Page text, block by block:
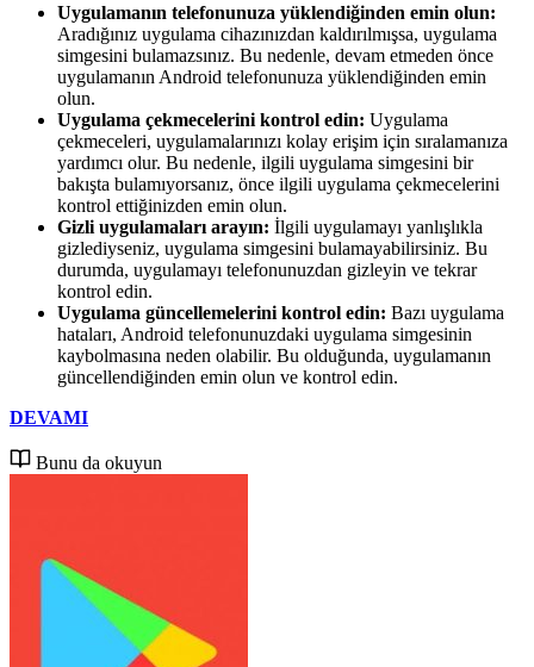
Uygulamanın telefonunuza yüklendiğinden emin olun:
Aradığınız uygulama cihazınızdan kaldırılmışsa, uygulama
simgesini bulamazsınız. Bu nedenle, devam etmeden önce
uygulamanın Android telefonunuza yüklendiğinden emin
olun.
Uygulama çekmecelerini kontrol edin: Uygulama
çekmeceleri, uygulamalarınızı kolay erişim için sıralamanıza
yardımcı olur. Bu nedenle, ilgili uygulama simgesini bir
bakışta bulamıyorsanız, önce ilgili uygulama çekmecelerini
kontrol ettiğinizden emin olun.
Gizli uygulamaları arayın: İlgili uygulamayı yanlışlıkla
gizlediyseniz, uygulama simgesini bulamayabilirsiniz. Bu
durumda, uygulamayı telefonunuzdan gizleyin ve tekrar
kontrol edin.
Uygulama güncellemelerini kontrol edin: Bazı uygulama
hataları, Android telefonunuzdaki uygulama simgesinin
kaybolmasına neden olabilir. Bu olduğunda, uygulamanın
güncellendiğinden emin olun ve kontrol edin.
DEVAMI
Bunu da okuyun